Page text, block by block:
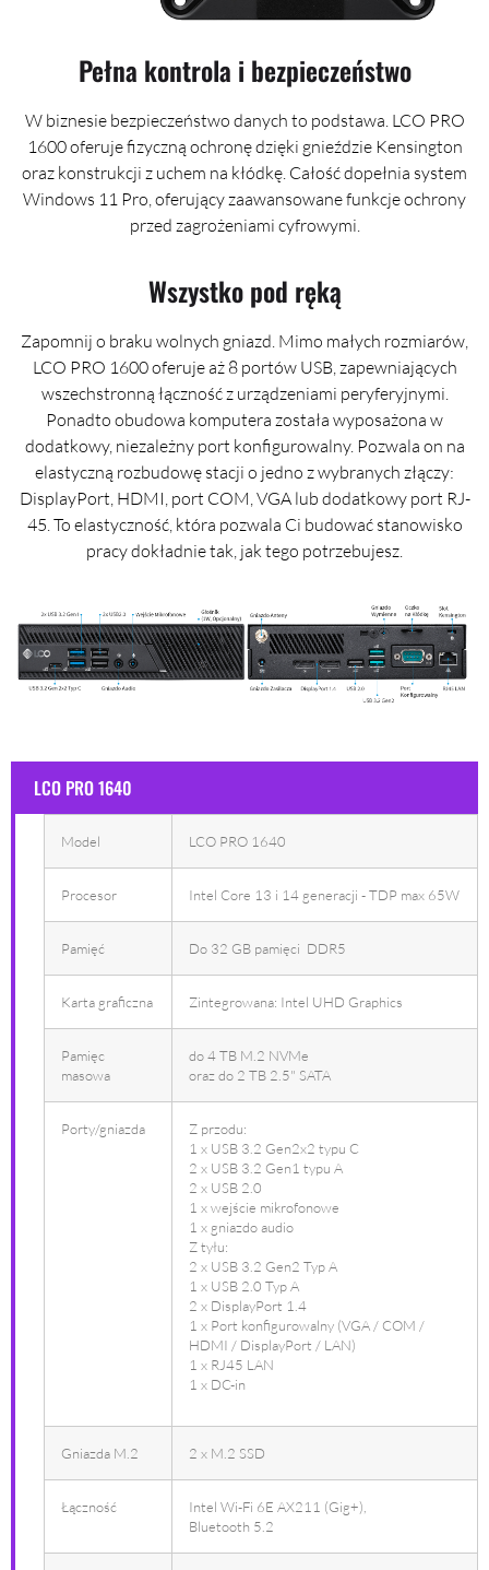
Pełna kontrola i bezpieczeństwo
W biznesie bezpieczeństwo danych to podstawa. LCO PRO
1600 oferuje fizyczną ochronę dzięki gnieździe Kensington
oraz konstrukcji z uchem na kłódkę. Całość dopełnia system
Windows 11 Pro, oferujący zaawansowane funkcje ochrony
przed zagrożeniami cyfrowymi.
Wszystko pod ręką
Zapomnij o braku wolnych gniazd. Mimo małych rozmiarów,
LCO PRO 1600 oferuje aż 8 portów USB, zapewniających
wszechstronną łączność z urządzeniami peryferyjnymi.
Ponadto obudowa komputera została wyposażona w
dodatkowy, niezależny port konfigurowalny. Pozwala on na
elastyczną rozbudowę stacji o jedno z wybranych złączy:
DisplayPort, HDMI, port COM, VGA lub dodatkowy port RJ-
45. To elastyczność, która pozwala Ci budować stanowisko
pracy dokładnie tak, jak tego potrzebujesz.
LCO PRO 1640
Model LCO PRO 1640
Procesor Intel Core 13 i 14 generacji - TDP max 65W
Pamięć Do 32 GB pamięci DDR5
Karta graficzna Zintegrowana: Intel UHD Graphics
Pamięc
masowa
do 4 TB M.2 NVMe
oraz do 2 TB 2.5" SATA
Porty/gniazda
Z przodu:
1 x USB 3.2 Gen2x2 typu C
2 x USB 3.2 Gen1 typu A
2 x USB 2.0
1 x wejście mikrofonowe
1 x gniazdo audio
Z tyłu:
2 x USB 3.2 Gen2 Typ A
1 x USB 2.0 Typ A
2 x DisplayPort 1.4
1 x Port konfigurowalny (VGA / COM /
HDMI / DisplayPort / LAN)
1 x RJ45 LAN
1 x DC-in
Gniazda M.2 2 x M.2 SSD
Łączność
Intel Wi-Fi 6E AX211 (Gig+),
Bluetooth 5.2